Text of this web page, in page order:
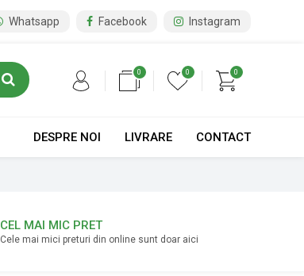
Whatsapp Facebook Instagram
0
0
0
CONTACT
LIVRARE
DESPRE NOI
CEL MAI MIC PRET
Cele mai mici preturi din online sunt doar aici